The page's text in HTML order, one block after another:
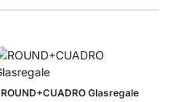
ROUND+CUADRO Glasregale